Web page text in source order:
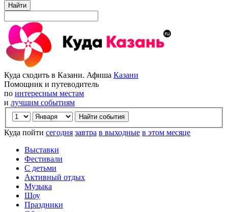
Найти
Куда сходить в Казани. Афиша Казани
Помощник и путеводитель
по интересным местам
и лучшим событиям
Куда пойти сегодня завтра в выходные в этом месяце
Выставки
Фестивали
С детьми
Активный отдых
Музыка
Шоу
Праздники